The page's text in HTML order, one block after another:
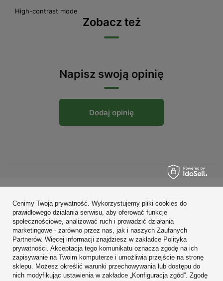
High-contrast mode
Zobacz też
Napisz swoją opinię
Dodaj opinię
Zamówienia
Konto
Regulaminy
Zobacz również
W sklepie prezentujemy ceny brutto (z VAT).
Cenimy Twoją prywatność. Wykorzystujemy pliki cookies do
prawidłowego działania serwisu, aby oferować funkcje
społecznościowe, analizować ruch i prowadzić działania
marketingowe - zarówno przez nas, jak i naszych Zaufanych
Partnerów. Więcej informacji znajdziesz w zakładce Polityka
prywatności. Akceptacja tego komunikatu oznacza zgodę na ich
zapisywanie na Twoim komputerze i umożliwia przejście na stronę
sklepu. Możesz określić warunki przechowywania lub dostępu do
nich modyfikując ustawienia w zakładce „Konfiguracja zgód”. Zgodę